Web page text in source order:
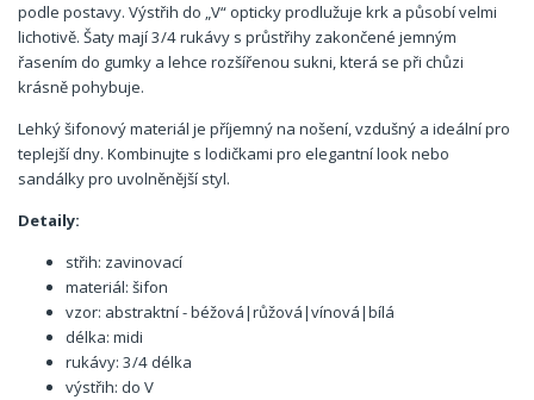
podle postavy. Výstřih do „V“ opticky prodlužuje krk a působí velmi
lichotivě. Šaty mají 3/4 rukávy s průstřihy zakončené jemným
řasením do gumky a lehce rozšířenou sukni, která se při chůzi
krásně pohybuje.
Lehký šifonový materiál je příjemný na nošení, vzdušný a ideální pro
teplejší dny. Kombinujte s lodičkami pro elegantní look nebo
sandálky pro uvolněnější styl.
Detaily:
střih: zavinovací
materiál: šifon
vzor: abstraktní - béžová|růžová|vínová|bílá
délka: midi
rukávy: 3/4 délka
výstřih: do V